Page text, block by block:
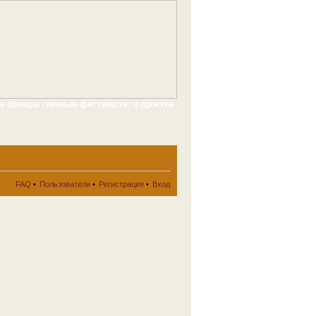
бренды пивные фестивали о проекте
FAQ • Пользователи • Регистрация • Вход